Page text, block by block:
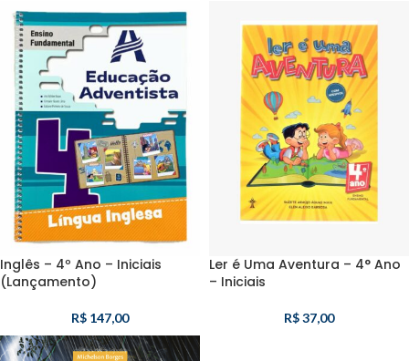
Inglês – 4º Ano – Iniciais
(Lançamento)
R$ 147,00
Ler é Uma Aventura – 4° Ano
– Iniciais
R$37,00